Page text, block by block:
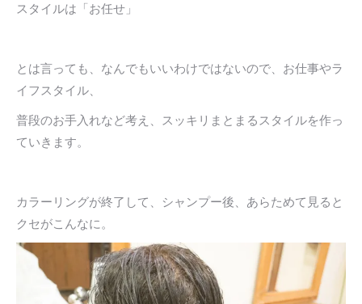
スタイルは「お任せ」
とは言っても、なんでもいいわけではないので、お仕事やラ
イフスタイル、
普段のお手入れなど考え、スッキリまとまるスタイルを作っ
ていきます。
カラーリングが終了して、シャンプー後、あらためて見ると
クセがこんなに。